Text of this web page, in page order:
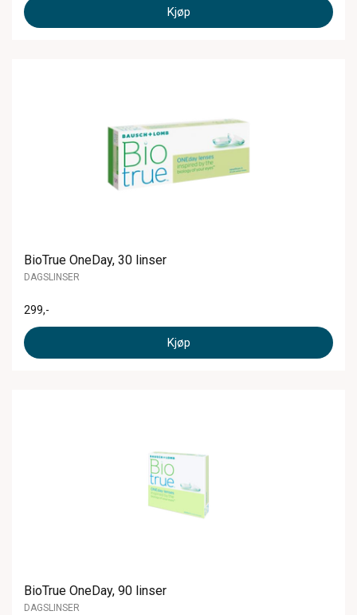
Kjøp
BioTrue OneDay, 30 linser
DAGSLINSER
299,-
Kjøp
BioTrue OneDay, 90 linser
DAGSLINSER